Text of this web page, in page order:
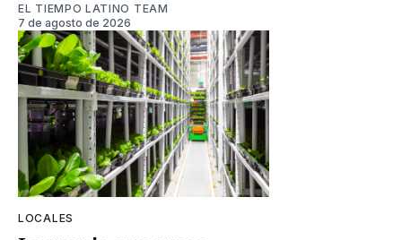
EL TIEMPO LATINO TEAM
7 de agosto de 2026
LOCALES